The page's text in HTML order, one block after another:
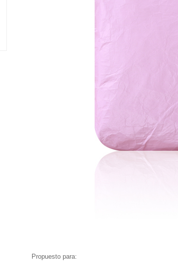
Propuesto para: